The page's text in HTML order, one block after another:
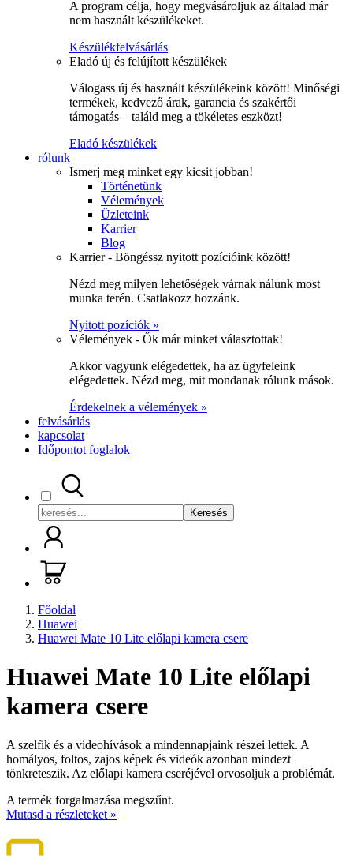
A program célja, hogy megvásároljuk az általad már
nem használt készülékeket.
Készülékfelvásárlás
Eladó új és felújított készülékek
Válogass új és használt készülékeink között! Minőségi
termékek, kedvező árak, garancia és szakértői
támogatás – találd meg a tökéletes eszközt!
Eladó készülékek
rólunk
Ismerj meg minket egy kicsit jobban!
Történetünk
Vélemények
Üzleteink
Karrier
Blog
Karrier - Böngéssz nyitott pozícióink között!
Nézd meg milyen lehetőségek várnak nálunk most
munka terén. Csatlakozz hozzánk.
Nyitott pozíciók »
Vélemények - Ők már minket választottak!
Akkor vagyunk elégedettek, ha az ügyfeleink
elégedettek. Nézd meg, mit mondanak rólunk mások.
Érdekelnek a vélemények »
felvásárlás
kapcsolat
Időpontot foglalok
Keresés
Főoldal
Huawei
Huawei Mate 10 Lite előlapi kamera csere
Huawei Mate 10 Lite előlapi
kamera csere
A szelfik és a videohívások a mindennapjaink részei lettek. A
homályos, foltos, zajos képek és videók azonban mindezt
tönkreteszik. Az előlapi kamera cseréjével orvosoljuk a problémát.
A termék forgalmazása megszűnt.
Mutasd a részleteket »